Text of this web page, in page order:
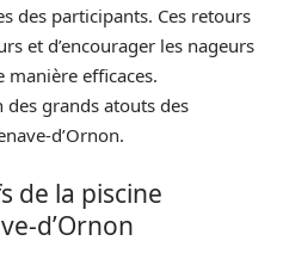
des participants. Ces retours
et d’encourager les nageurs
efficaces.
des grands atouts des
d’Ornon.
de la piscine
d’Ornon